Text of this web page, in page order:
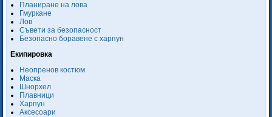
Планиране на лова
Гмуркане
Лов
Съвети за безопасност
Безопасно боравене с харпун
Екипировка
Неопренов костюм
Маска
Шнорхел
Плавници
Харпун
Аксесоари